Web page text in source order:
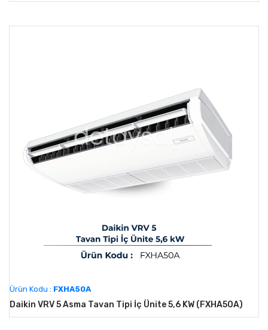
Ürün Kodu : FXHA50A
Daikin VRV 5 Asma Tavan Tipi İç Ünite 5,6 KW (FXHA50A)